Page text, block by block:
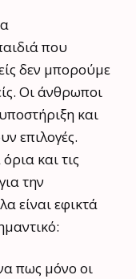
που
δεν μπορούμε
Οι άνθρωποι
και
επιλογές.
και τις
την
είναι εφικτά
πως μόνο οι